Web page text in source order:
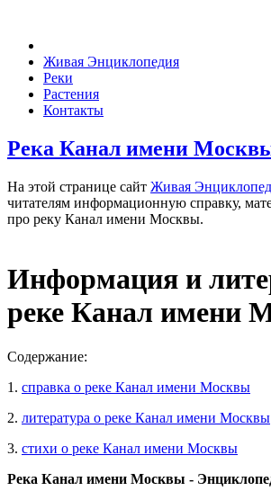
Живая Энциклопедия
Реки
Растения
Контакты
Река Канал имени
На этой странице сайт Живая
читателям информационную справку,
про реку Канал имени Москвы.
Информация и
реке Канал имени
Содержание:
1. справка о реке Канал имени Москвы
2. литература о реке Канал имени Москвы
3. стихи о реке Канал имени Москвы
Река Канал имени Москвы -